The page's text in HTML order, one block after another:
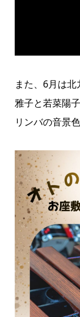
また、6月は
雅子と若菜陽
リンバの音景